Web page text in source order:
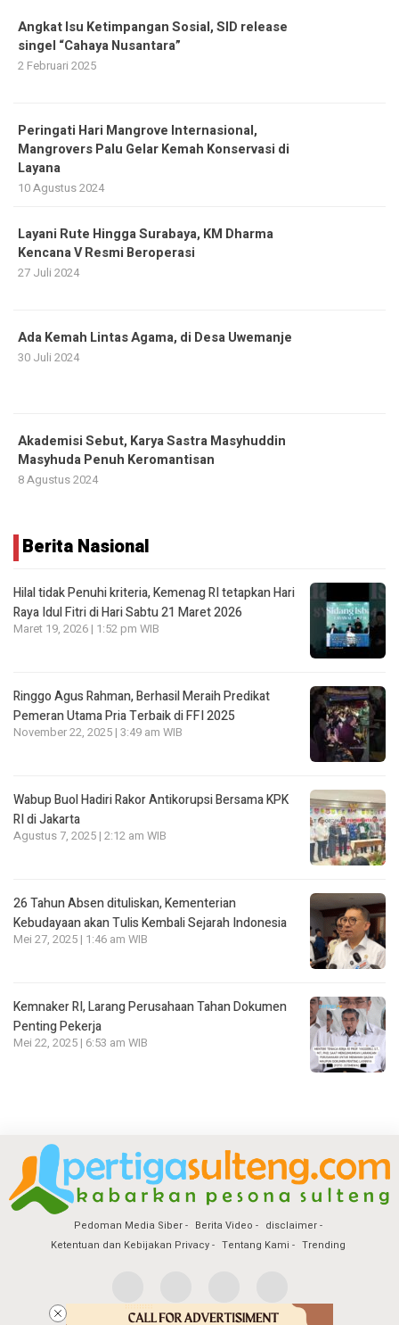
Angkat Isu Ketimpangan Sosial, SID release
singel “Cahaya Nusantara”
2 Februari 2025
Peringati Hari Mangrove Internasional,
Mangrovers Palu Gelar Kemah Konservasi di
Layana
10 Agustus 2024
Layani Rute Hingga Surabaya, KM Dharma
Kencana V Resmi Beroperasi
27 Juli 2024
Ada Kemah Lintas Agama, di Desa Uwemanje
30 Juli 2024
Akademisi Sebut, Karya Sastra Masyhuddin
Masyhuda Penuh Keromantisan
8 Agustus 2024
Berita Nasional
Hilal tidak Penuhi kriteria, Kemenag RI tetapkan Hari
Raya Idul Fitri di Hari Sabtu 21 Maret 2026
Maret 19, 2026 | 1:52 pm WIB
Ringgo Agus Rahman, Berhasil Meraih Predikat
Pemeran Utama Pria Terbaik di FFI 2025
November 22, 2025 | 3:49 am WIB
Wabup Buol Hadiri Rakor Antikorupsi Bersama KPK
RI di Jakarta
Agustus 7, 2025 | 2:12 am WIB
26 Tahun Absen dituliskan, Kementerian
Kebudayaan akan Tulis Kembali Sejarah Indonesia
Mei 27, 2025 | 1:46 am WIB
Kemnaker RI, Larang Perusahaan Tahan Dokumen
Penting Pekerja
Mei 22, 2025 | 6:53 am WIB
Pedoman Media Siber Berita Video
disclaimer
Ketentuan dan Kebijakan Privacy
Tentang Kami Trending